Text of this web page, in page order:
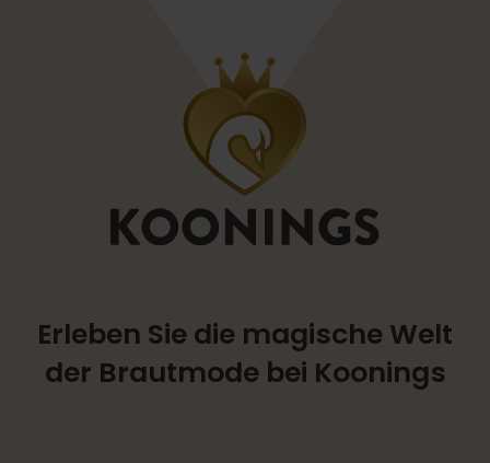
Erleben Sie die magische Welt
der Brautmode bei Koonings